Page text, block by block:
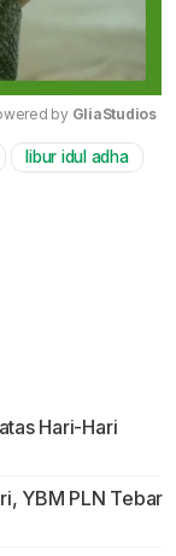
Mute
by GliaStudios
libur idul adha
Hari-Hari
YBM PLN Tebar